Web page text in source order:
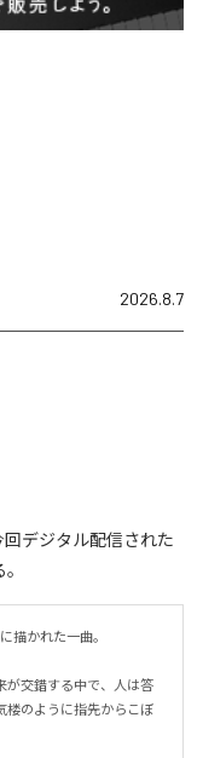
2026.8.7
回デジタル配信された
描かれた一曲。
が交錯する中で、人は答
楼のように指先からこぼ